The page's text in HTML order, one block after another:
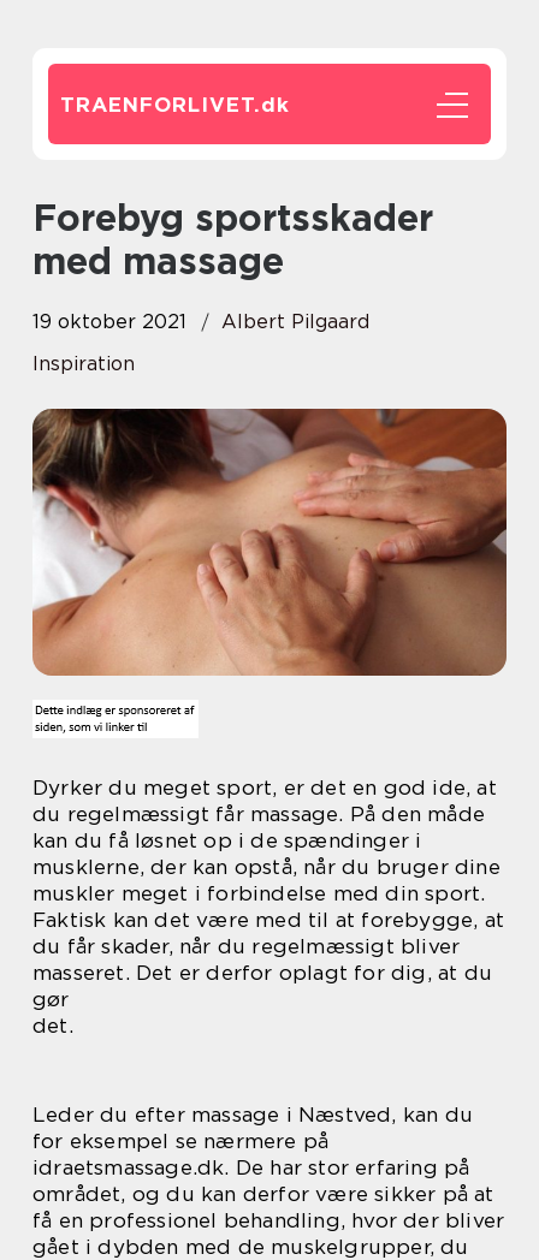
TRAENFORLIVET.dk
Forebyg sportsskader
med massage
19 oktober 2021
Albert Pilgaard
Inspiration
Dyrker du meget sport, er det en god ide, at
du regelmæssigt får massage. På den måde
kan du få løsnet op i de spændinger i
musklerne, der kan opstå, når du bruger dine
muskler meget i forbindelse med din sport.
Faktisk kan det være med til at forebygge, at
du får skader, når du regelmæssigt bliver
masseret. Det er derfor oplagt for dig, at du
gør
det.
Leder du efter massage i Næstved, kan du
for eksempel se nærmere på
idraetsmassage.dk. De har stor erfaring på
området, og du kan derfor være sikker på at
få en professionel behandling, hvor der bliver
gået i dybden med de muskelgrupper, du